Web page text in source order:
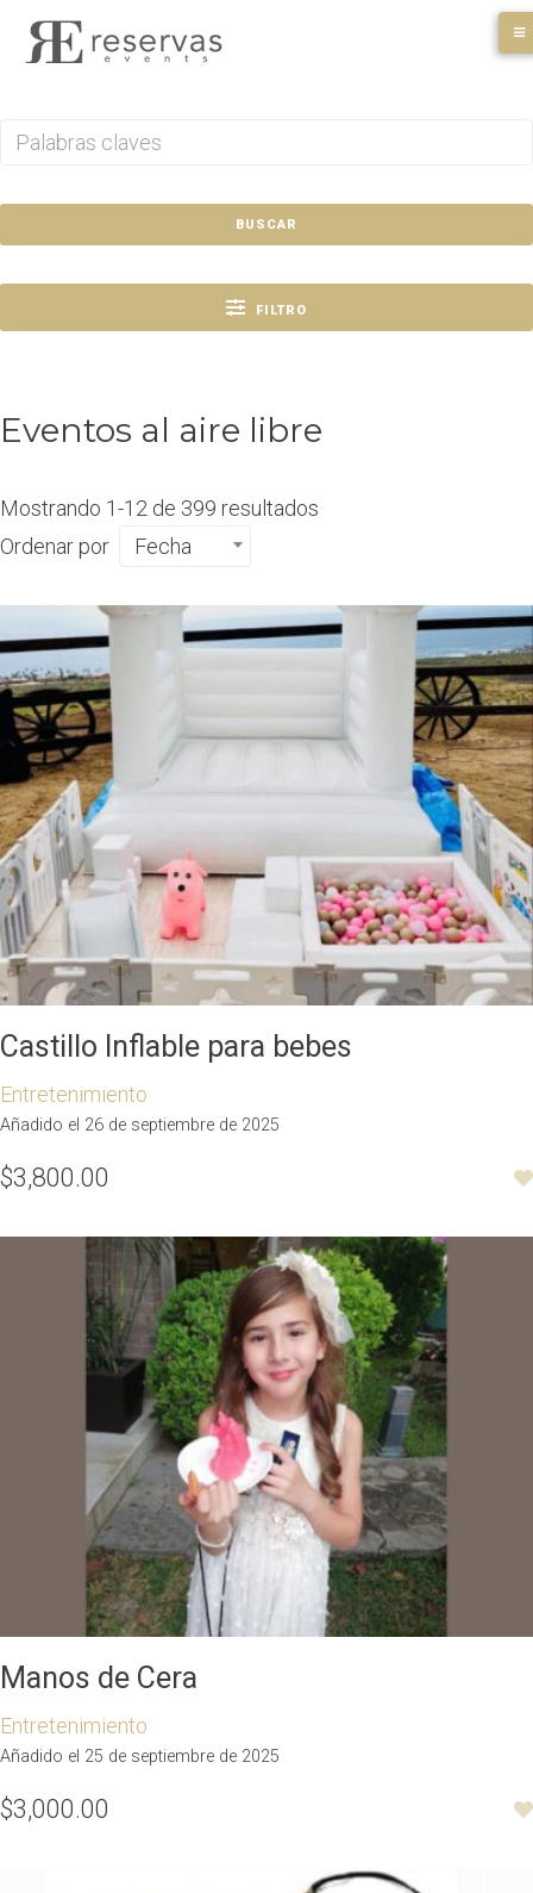
BUSCAR
FILTRO
Eventos al aire libre
Mostrando 1-12 de 399 resultados
Ordenar por
Fecha
Castillo Inflable para bebes
Entretenimiento
Añadido el 26 de septiembre de 2025
$3,800.00
Manos de Cera
Entretenimiento
Añadido el 25 de septiembre de 2025
$3,000.00